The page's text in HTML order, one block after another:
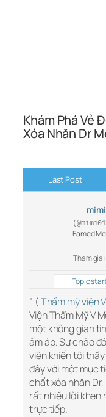
Khám Phá Vẻ
Xóa Nhăn Dr
Last Post
Famed
Tham
Topic
” (Thẩm mỹ viện
Viện Thẩm Mỹ V
một không gian
ấm áp. Sự chào
viên khiến tôi
đây với một mục
chất xóa nhăn
rất nhiều lời khen
trực tiếp.